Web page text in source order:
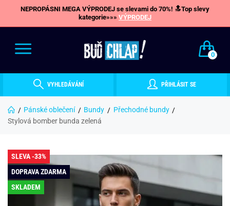
NEPROPÁSNI MEGA VÝPRODEJ se slevami do 70%! 🔝Top slevy
kategorie»»» VÝPRODEJ
0
VYHLEDÁVÁNÍ PŘIHLÁSIT SE
Pánské oblečení Bundy
Přechodné bundy
Stylová bomber bunda zelená
SLEVA -33%
DOPRAVA ZDARMA
SKLADEM